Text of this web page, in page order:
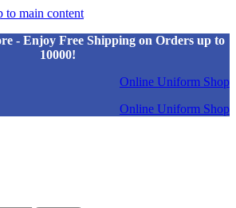
to main content
- Enjoy Free Shipping on Orders up to
10000!
Online Uniform Shop
Online Uniform Shop